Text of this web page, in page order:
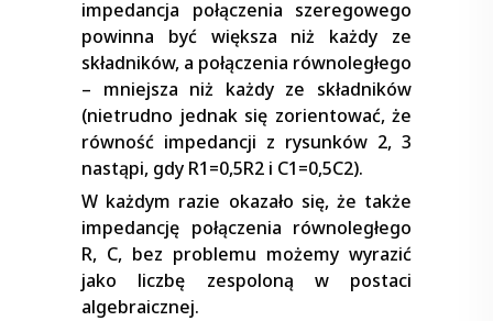
impedancja połączenia szeregowego
powinna być większa niż każdy ze
składników, a połączenia równoległego
– mniejsza niż każdy ze składników
(nietrudno jednak się zorientować, że
równość impedancji z rysunków 2, 3
nastąpi, gdy R1=0,5R2 i C1=0,5C2).
W każdym razie okazało się, że także
impedancję połączenia równoległego
R, C, bez problemu możemy wyrazić
jako liczbę zespoloną w postaci
algebraicznej.